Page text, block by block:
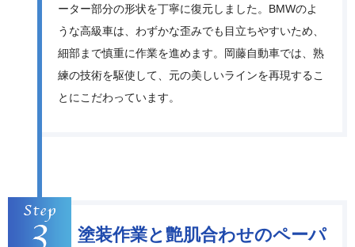
ーター部分の形状を丁寧に復元しました。BMWのよ
うな高級車は、わずかな歪みでも目立ちやすいため、
細部まで慎重に作業を進めます。岡藤自動車では、熟
練の技術を駆使して、元の美しいラインを再現するこ
とにこだわっています。
塗装作業と艶肌合わせのペーパ